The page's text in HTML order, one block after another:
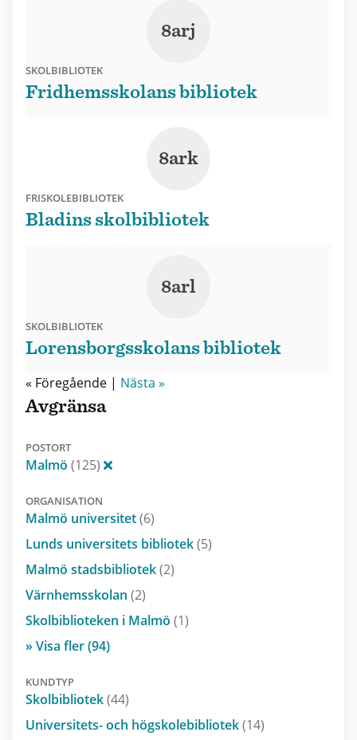
8arj
SKOLBIBLIOTEK
Fridhemsskolans bibliotek
8ark
FRISKOLEBIBLIOTEK
Bladins skolbibliotek
8arl
SKOLBIBLIOTEK
Lorensborgsskolans bibliotek
« Föregående | Nästa »
Avgränsa
POSTORT
Malmö (125)
ORGANISATION
Malmö universitet(6)
Lunds universitets bibliotek(5)
Malmö stadsbibliotek(2)
Värnhemsskolan (2)
Skolbiblioteken i Malmö (1)
» Visa fler (94)
KUNDTYP
Skolbibliotek(44)
Universitets- och högskolebibliotek(14)